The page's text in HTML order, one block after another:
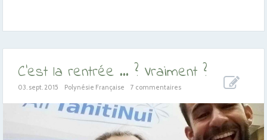
C’est la rentrée … ? Vraiment ?
03. sept. 2015 Polynésie Française 7 commentaires